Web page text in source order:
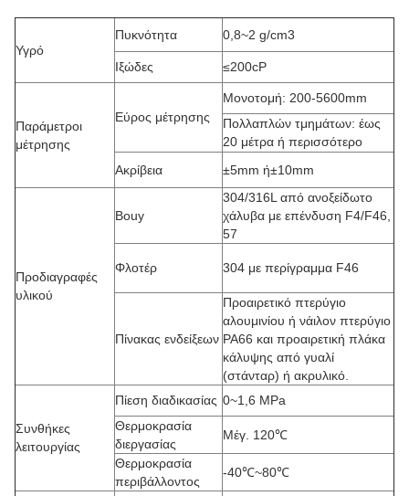
Υγρό
Πυκνότητα 0,8~2 g/cm3
Ιξώδες ≤200cP
Παράμετροι
μέτρησης
Εύρος μέτρησης
Μονοτομή: 200-5600mm
Πολλαπλών τμημάτων: έως
20 μέτρα ή περισσότερο
Ακρίβεια
±5mm ή±10mm
Προδιαγραφές
υλικού
Bouy
304/316L από ανοξείδωτο
χάλυβα με επένδυση F4/F46,
57
Φλοτέρ 304 με περίγραμμα F46
Πίνακας ενδείξεων
Προαιρετικό πτερύγιο
αλουμινίου ή νάιλον πτερύγιο
PA66 και προαιρετική πλάκα
κάλυψης από γυαλί
(στάνταρ) ή ακρυλικό.
Συνθήκες
λειτουργίας
Πίεση διαδικασίας 0~1,6 MPa
Θερμοκρασία
διεργασίας
Μέγ. 120℃
Θερμοκρασία
περιβάλλοντος
-40℃~80℃